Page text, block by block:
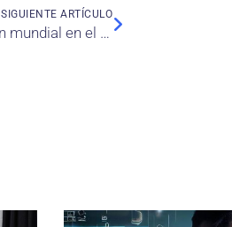
SIGUIENTE ARTÍCULO
Mapeo científico sobre la investigación mundial en el campo de la biotecnología sanitaria para el periodo 1990-2023. Un análisis bibliométrico